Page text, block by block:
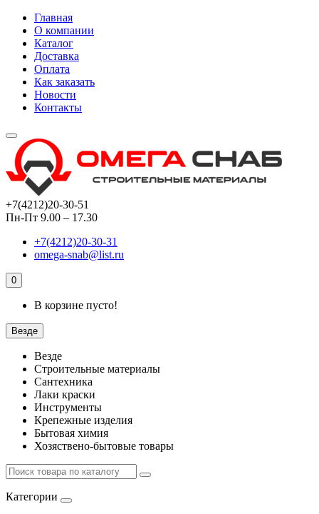
Главная
О компании
Каталог
Доставка
Оплата
Как заказать
Новости
Контакты
+7(4212)20-30-51
Пн-Пт 9.00 – 17.30
+7(4212)20-30-31
omega-snab@list.ru
0
В корзине пусто!
Везде
Везде
Строительные материалы
Сантехника
Лаки краски
Инструменты
Крепежные изделия
Бытовая химия
Хозяствено-бытовые товары
Категории